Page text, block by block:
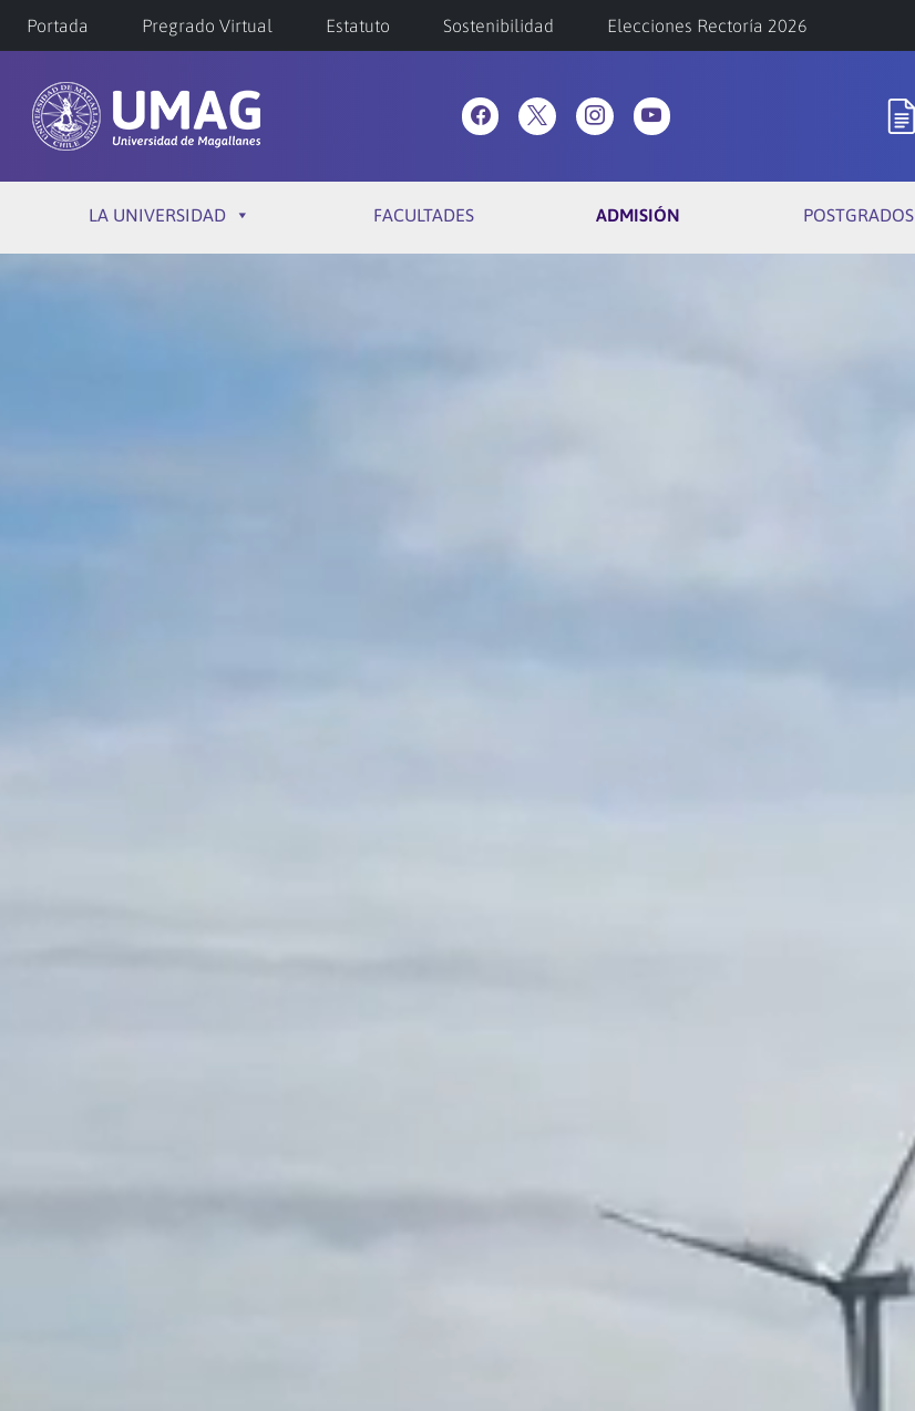
Portada Pregrado Virtual Estatuto Sostenibilidad Elecciones Rectoría 2026
LA UNIVERSIDAD FACULTADES ADMISIÓN POSTGRADOS